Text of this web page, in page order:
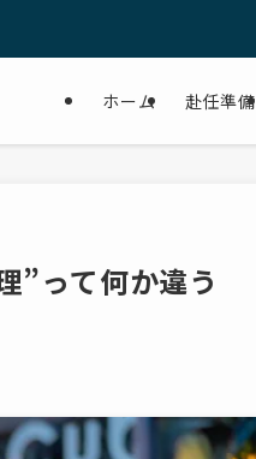
ホーム 赴任準備
”って何か違う